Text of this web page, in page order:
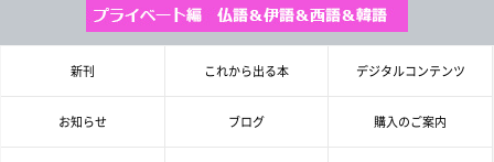
新刊 これから出る本 デジタルコンテンツ
お知らせ ブログ 購入のご案内